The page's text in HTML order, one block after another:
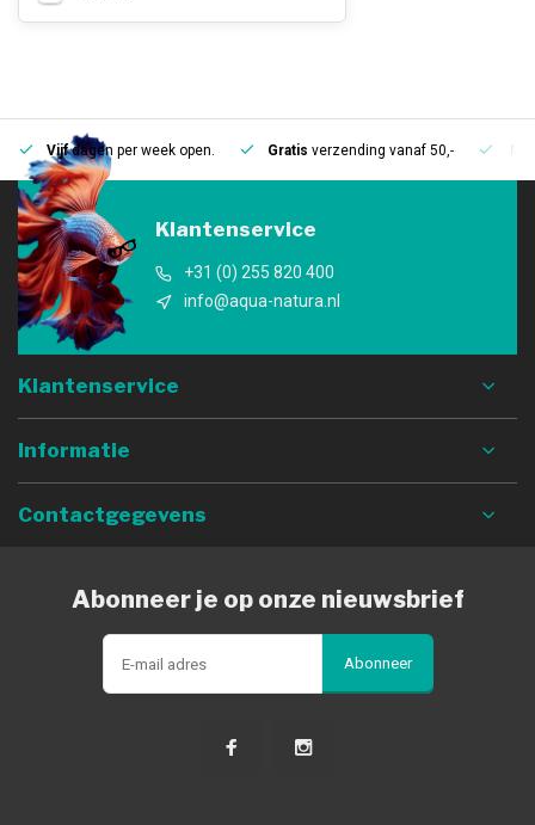
Vijfdagen per week open. Gratis verzending vanaf 50,-
Klantenservice
+31 (0) 255 820 400
info@aqua-natura.nl
Klantenservice
Informatie
Contactgegevens
Abonneer je op onze nieuwsbrief
Abonneer